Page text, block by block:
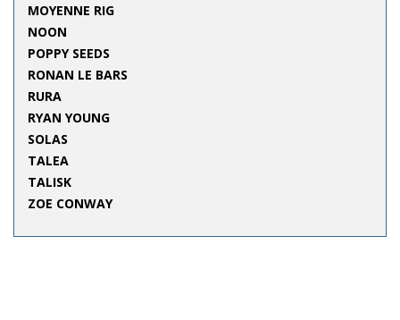
MOYENNE RIG
NOON
POPPY SEEDS
RONAN LE BARS
RURA
RYAN YOUNG
SOLAS
TALEA
TALISK
ZOE CONWAY